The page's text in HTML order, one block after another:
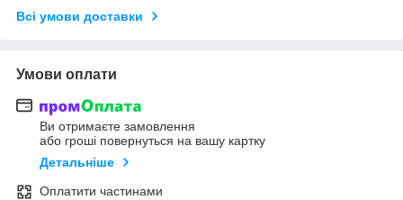
Всі умови доставки
Умови оплати
Ви отримаєте замовлення
або гроші повернуться на вашу картку
Детальніше
Оплатити частинами